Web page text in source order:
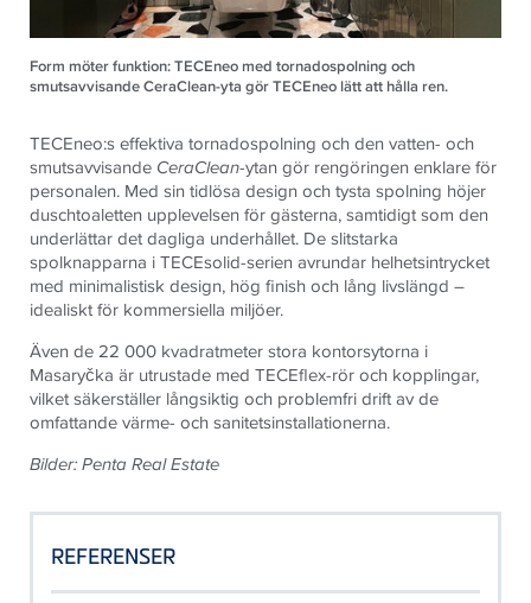
Form möter funktion: TECEneo med tornadospolning och
smutsavvisande CeraClean-yta gör TECEneo lätt att hålla ren.
TECEneo:s effektiva tornadospolning och den vatten- och
smutsavvisande CeraClean-ytan gör rengöringen enklare för
personalen. Med sin tidlösa design och tysta spolning höjer
duschtoaletten upplevelsen för gästerna, samtidigt som den
underlättar det dagliga underhållet. De slitstarka
spolknapparna i TECEsolid-serien avrundar helhetsintrycket
med minimalistisk design, hög finish och lång livslängd –
idealiskt för kommersiella miljöer.
Även de 22 000 kvadratmeter stora kontorsytorna i
Masaryčka är utrustade med TECEflex-rör och kopplingar,
vilket säkerställer långsiktig och problemfri drift av de
omfattande värme- och sanitetsinstallationerna.
Bilder: Penta Real Estate
REFERENSER